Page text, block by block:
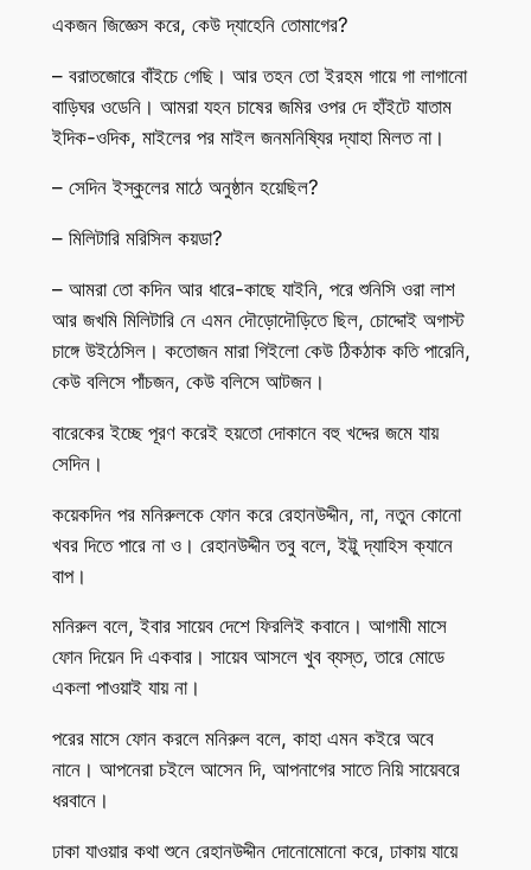
একজন জিজ্ঞেস করে, কেউ দ্যাহেনি তোমাগের?
– বরাতজোরে বাঁইচে গেছি। আর তহন তো ইরহম গায়ে গা লাগানো
বাড়িঘর ওডেনি। আমরা যহন চাষের জমির ওপর দে হাঁইটে যাতাম
ইদিক-ওদিক, মাইলের পর মাইল জনমনিষ্যির দ্যাহা মিলত না।
– সেদিন ইস্কুলের মাঠে অনুষ্ঠান হয়েছিল?
– মিলিটারি মরিসিল কয়ডা?
– আমরা তো কদিন আর ধারে-কাছে যাইনি, পরে শুনিসি ওরা লাশ
আর জখমি মিলিটারি নে এমন দৌড়োদৌড়িতে ছিল, চোদ্দোই অগাস্ট
চাঙ্গে উইঠেসিল। কতোজন মারা গিইলো কেউ ঠিকঠাক কতি পারেনি,
কেউ বলিসে পাঁচজন, কেউ বলিসে আটজন।
বারেকের ইচ্ছে পূরণ করেই হয়তো দোকানে বহু খদ্দের জমে যায়
সেদিন।
কয়েকদিন পর মনিরুলকে ফোন করে রেহানউদ্দীন, না, নতুন কোনো
খবর দিতে পারে না ও। রেহানউদ্দীন তবু বলে, ইট্টু দ্যাহিস ক্যানে
বাপ।
মনিরুল বলে, ইবার সায়েব দেশে ফিরলিই কবানে। আগামী মাসে
ফোন দিয়েন দি একবার। সায়েব আসলে খুব ব্যস্ত, তারে মোডে
একলা পাওয়াই যায় না।
পরের মাসে ফোন করলে মনিরুল বলে, কাহা এমন কইরে অবে
নানে। আপনেরা চইলে আসেন দি, আপনাগের সাতে নিয়ি সায়েবরে
ধরবানে।
ঢাকা যাওয়ার কথা শুনে রেহানউদ্দীন দোনোমোনো করে, ঢাকায় যায়ে